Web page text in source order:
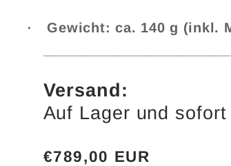
·
Gewicht: ca. 140 g (inkl.
Versand:
Auf Lager und sofort
Normaler
€789,00 EUR